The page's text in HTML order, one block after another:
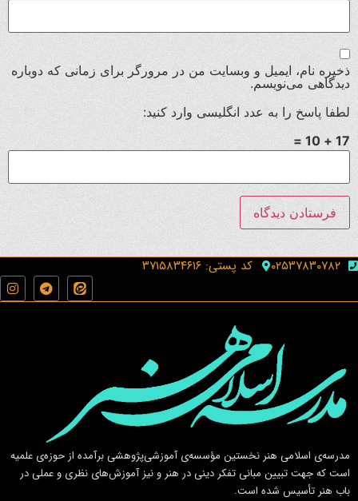
ذخیره نام، ایمیل و وبسایت من در مرورگر برای زمانی که دوباره
دیدگاهی می‌نویسم.
لطفا پاسخ را به عدد انگلیسی وارد کنید:
17 + 10 =
۰۲۵۳۷۸۳۰۷۸۲ کد پستی: ۳۷۱۵۸۳۴۶۱۶
مدرسه‌ی اسلامى هنر نخستين مؤسسه‌ی آموزشى‌پژوهشى برآمده از حوزه‌ی علميه
است كه جهت تبيين مبانى تفكر دينى در هنر و نيز آموزش‌هاى نظرى و عملى در
باب هنر تأسيس شده است.